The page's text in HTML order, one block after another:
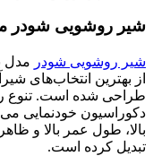
شیر روشویی شودر
شیر روشویی شودر مدل
از بهترین انتخاب‌های
طراحی شده است. تنوع
دکوراسیون خودنمایی
بالا، طول عمر بالا و
تبدیل کرده است.